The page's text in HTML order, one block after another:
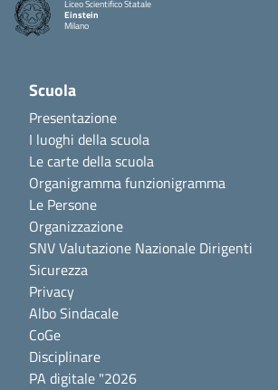
Liceo Scientifico Statale
Einstein
Milano
Scuola
Presentazione
I luoghi della scuola
Le carte della scuola
Organigramma funzionigramma
Le Persone
Organizzazione
SNV Valutazione Nazionale Dirigenti
Sicurezza
Privacy
Albo Sindacale
CoGe
Disciplinare
PA digitale "2026